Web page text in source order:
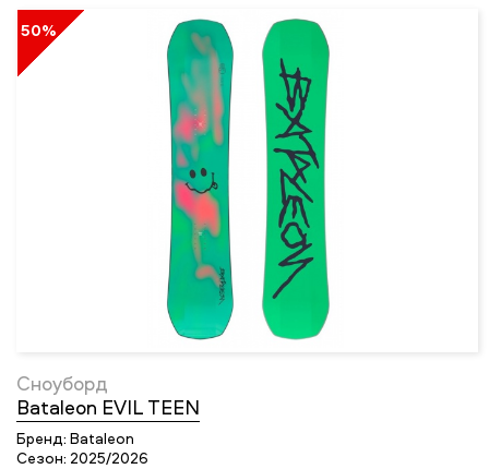
50%
Сноуборд
Bataleon EVIL TEEN
Бренд: Bataleon
Сезон: 2025/2026